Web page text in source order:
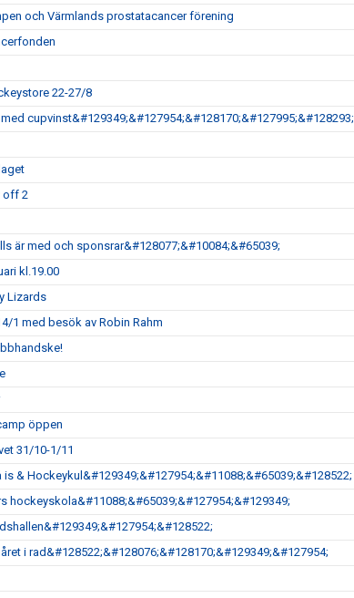
och Värmlands prostatacancer förening
22-27/8
cupvinst&#129349;&#127954;&#128170;&#127995;&#128293;
off 2
är med och sponsrar&#128077;&#10084;&#65039;
kl.19.00
Lizards
1 med besök av Robin Rahm
öppen
31/10-1/11
& Hockeykul&#129349;&#127954;&#11088;&#65039;&#128522;
hockeyskola&#11088;&#65039;&#127954;&#129349;
i rad&#128522;&#128076;&#128170;&#129349;&#127954;